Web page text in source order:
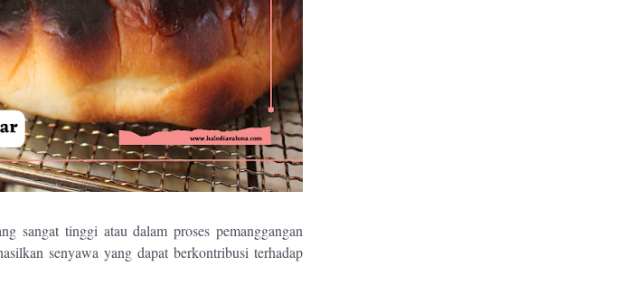
sangat tinggi atau dalam proses pemanggangan
senyawa yang dapat berkontribusi terhadap